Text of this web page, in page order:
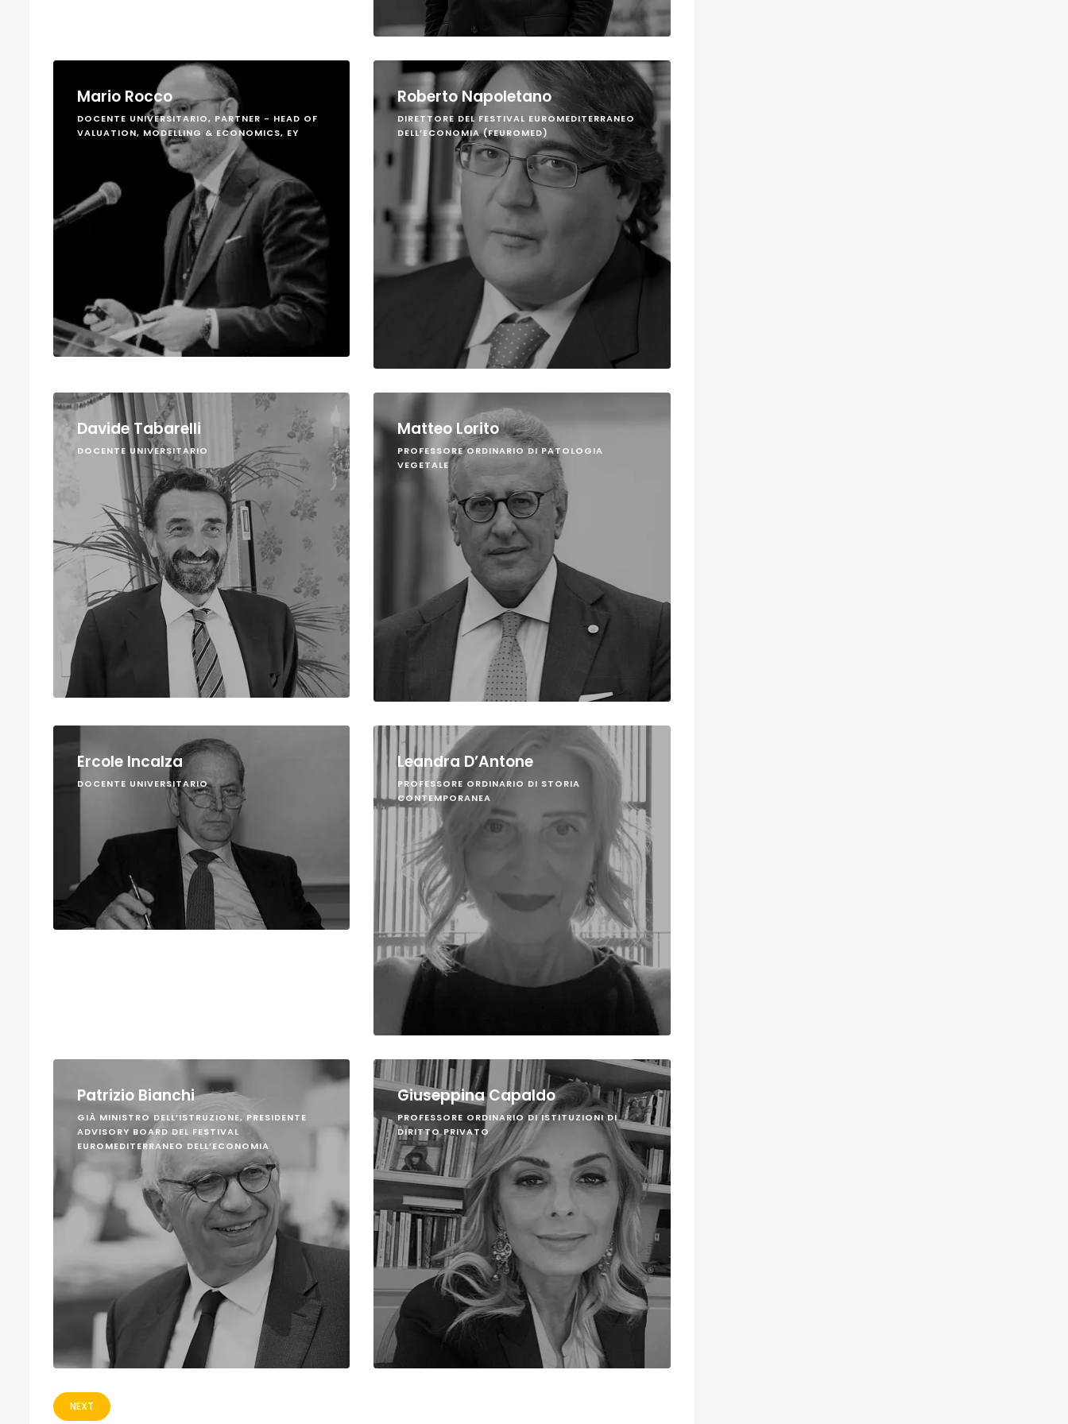
Mario Rocco
DOCENTE UNIVERSITARIO, PARTNER - HEAD OF
VALUATION, MODELLING & ECONOMICS, EY
Roberto Napoletano
DIRETTORE DEL FESTIVAL EUROMEDITERRANEO
DELL’ECONOMIA (FEUROMED)
Davide Tabarelli
DOCENTE UNIVERSITARIO
Matteo Lorito
PROFESSORE ORDINARIO DI PATOLOGIA
VEGETALE
Ercole Incalza
DOCENTE UNIVERSITARIO
Leandra D’Antone
PROFESSORE ORDINARIO DI STORIA
CONTEMPORANEA
Patrizio Bianchi
GIÀ MINISTRO DELL’ISTRUZIONE, PRESIDENTE
ADVISORY BOARD DEL FESTIVAL
EUROMEDITERRANEO DELL’ECONOMIA
Giuseppina Capaldo
PROFESSORE ORDINARIO DI ISTITUZIONI DI
DIRITTO PRIVATO
NEXT